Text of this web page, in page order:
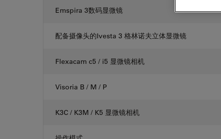
Emspira 3数码显微镜
配备摄像头的Ivesta 3 格林诺夫立体显微镜
Flexacam c5 / i5 显微镜相机
Visoria B / M / P
K3C / K3M / K5 显微镜相机